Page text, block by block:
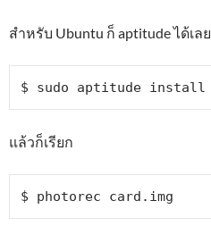
สำหรับ Ubuntu ก็ aptitude ได้เลย
แล้วก็เรียก